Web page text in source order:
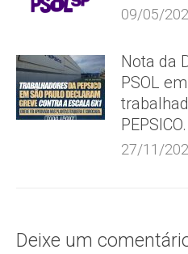
09/05/
Nota da
PSOL
PEPSICO.
27/11/
Deixe um